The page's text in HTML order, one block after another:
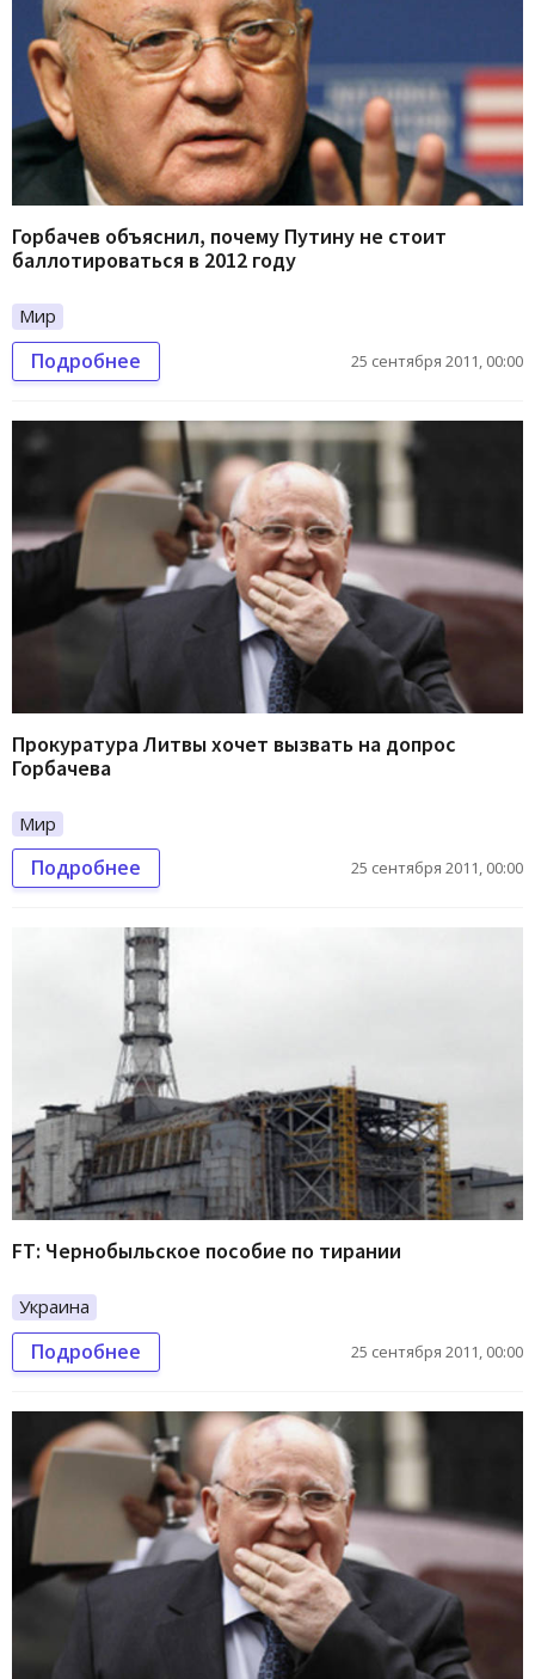
Горбачев объяснил, почему Путину не стоит
баллотироваться в 2012 году
Мир
Подробнее 25 сентября 2011, 00:00
Прокуратура Литвы хочет вызвать на допрос
Горбачева
Мир
Подробнее 25 сентября 2011, 00:00
FT: Чернобыльское пособие по тирании
Украина
Подробнее 25 сентября 2011, 00:00